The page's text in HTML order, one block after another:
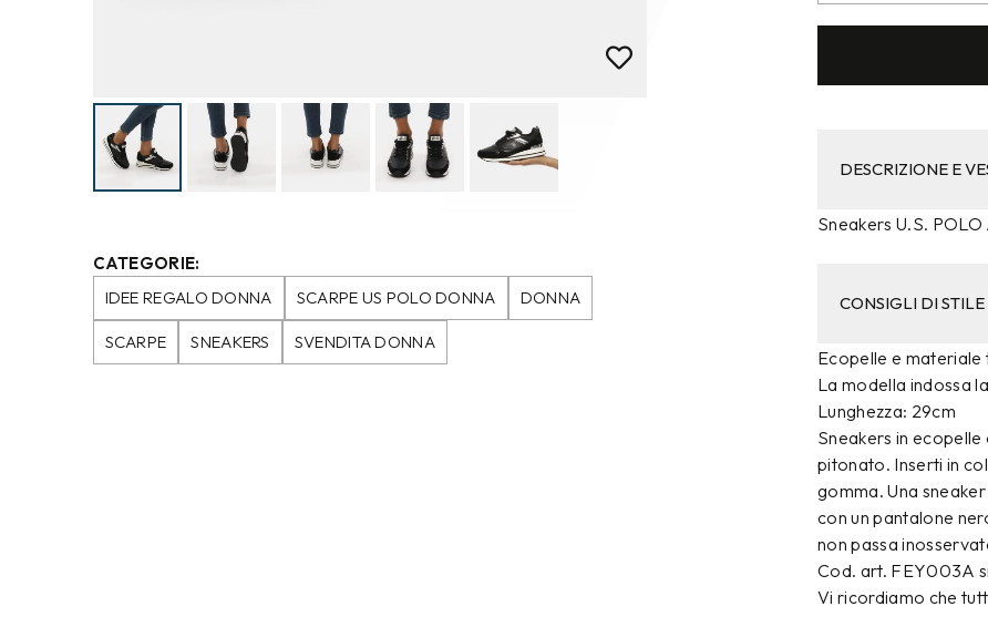
CATEGORIE:
IDEE REGALO DONNA
SCARPE US POLO DONNA DONNA
SCARPE SNEAKERS SVENDITA DONNA
DESCRIZIONE E
Sneakers U.S. POLO
CONSIGLI DI STILE
Ecopelle e materiale
La modella indossa
Lunghezza: 29cm
Sneakers in
pitonato. Inserti in
gomma. Una
con un pantalone
non passa
Cod. art. FEY003A
Vi ricordiamo che